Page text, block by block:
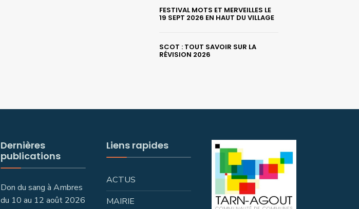
FESTIVAL MOTS ET MERVEILLES LE
19 SEPT 2026 EN HAUT DU VILLAGE
SCOT : TOUT SAVOIR SUR LA
RÉVISION 2026
Dernières
publications
Don du sang à Ambres
du 10 au 12 août 2026
Liens rapides
ACTUS
MAIRIE